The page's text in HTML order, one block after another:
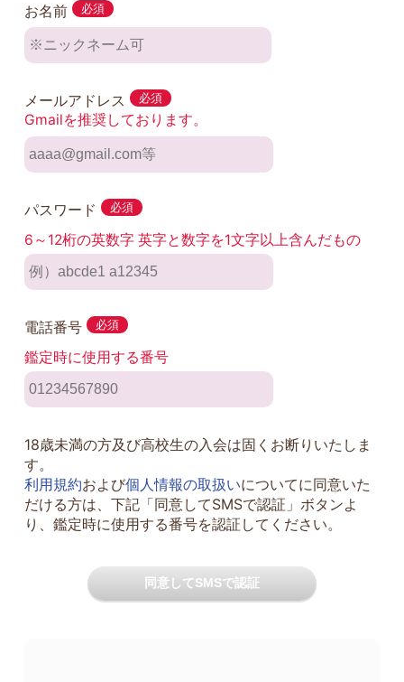
お名前 必須
メールアドレス 必須
Gmailを推奨しております。
パスワード 必須
6～12桁の英数字 英字と数字を1文字以上含んだもの
電話番号 必須
鑑定時に使用する番号
18歳未満の方及び高校生の入会は固くお断りいたしま
す。
利用規約および個人情報の取扱いについてに同意いた
だける方は、下記「同意してSMSで認証」ボタンよ
り、鑑定時に使用する番号を認証してください。
同意してSMSで認証